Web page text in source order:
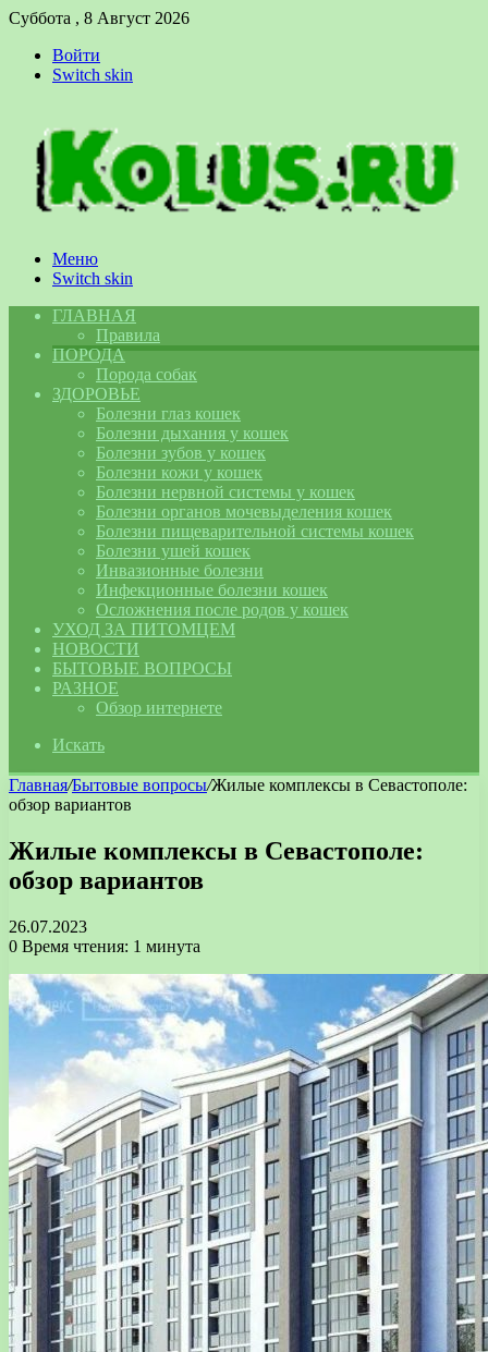
Суббота , 8 Август 2026
Войти
Switch skin
Меню
Switch skin
ГЛАВНАЯ
Правила
ПОРОДА
Порода собак
ЗДОРОВЬЕ
Болезни глаз кошек
Болезни дыхания у кошек
Болезни зубов у кошек
Болезни кожи у кошек
Болезни нервной системы у кошек
Болезни органов мочевыделения кошек
Болезни пищеварительной системы кошек
Болезни ушей кошек
Инвазионные болезни
Инфекционные болезни кошек
Осложнения после родов у кошек
УХОД ЗА ПИТОМЦЕМ
НОВОСТИ
БЫТОВЫЕ ВОПРОСЫ
РАЗНОЕ
Обзор интернете
Искать
Главная/Бытовые вопросы/Жилые комплексы в Севастополе:
обзор вариантов
Жилые комплексы в Севастополе:
обзор вариантов
26.07.2023
0 Время чтения: 1 минута